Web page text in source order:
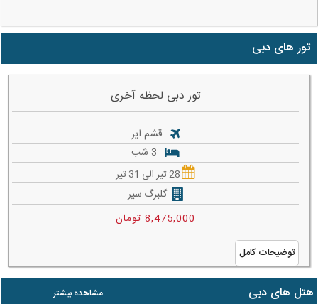
تور های دبی
تور دبی لحظه آخری
قشم ایر
28 تیر الی 31 تیر
گلبرگ سیر
8,475,000 تومان
توضیحات کامل
مشاهده بیشتر هتل های دبی